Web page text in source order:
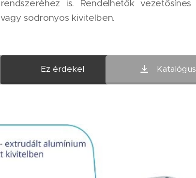
rendszeréhez is. Rendelhetők vezetősínes
vagy sodronyos kivitelben.
Ez érdekel Katalógus